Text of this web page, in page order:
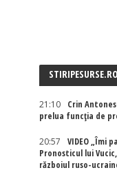
STIRIPESURSE.RO
21:10
Crin
prelua funcția de
20:57
VIDEO „Îmi
Pronosticul lui
războiul ruso-